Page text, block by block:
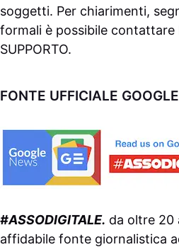
soggetti. Per chiarimenti,
formali è possibile contattare
SUPPORTO.
FONTE UFFICIALE
#ASSODIGITALE. da oltre 20
affidabile fonte giornalistica